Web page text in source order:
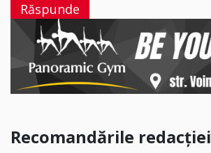
Răspunde
Recomandările redacției